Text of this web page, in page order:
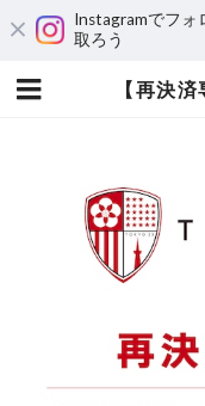
Instagramでフォ
取ろう